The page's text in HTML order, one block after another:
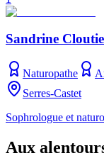
Sandrine
Naturopathe
Serres-Castet
Sophrologue et
Aux